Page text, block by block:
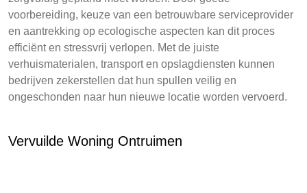
voorbereiding, keuze van een betrouwbare serviceprovider
en aantrekking op ecologische aspecten kan dit proces
efficiënt en stressvrij verlopen. Met de juiste
verhuismaterialen, transport en opslagdiensten kunnen
bedrijven zekerstellen dat hun spullen veilig en
ongeschonden naar hun nieuwe locatie worden vervoerd.
Vervuilde Woning Ontruimen